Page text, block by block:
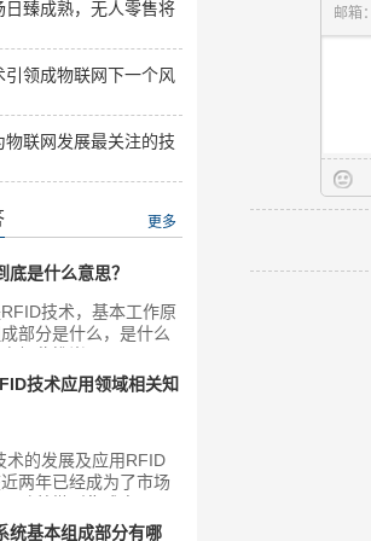
邮箱
日臻成熟，无人零售将
引领成物联网下一个风
物联网发展最关注的技
更多
底是什么意思？
技术，基本工作原
部分是什么，是什么
技术应用领域相关知
术的发展及应用RFID
两年已经成为了市场
统基本组成部分有哪